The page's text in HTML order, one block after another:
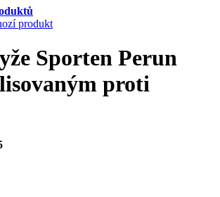
produkt
Sporten Perun
proti